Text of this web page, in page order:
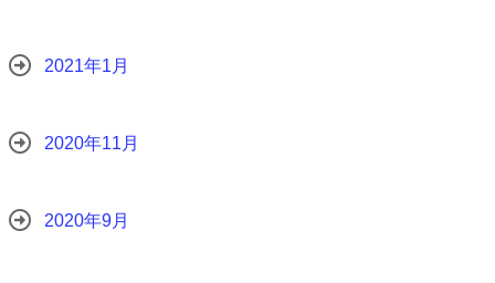
2021年1月
2020年11月
2020年9月